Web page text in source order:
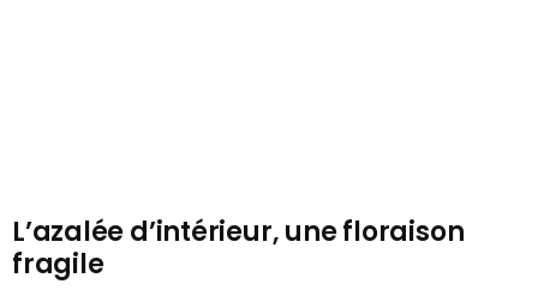
L’azalée d’intérieur, une floraison
fragile